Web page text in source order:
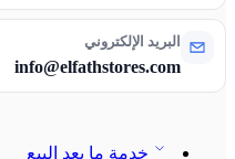
البريد الإلكتروني
info@elfathstores.com
خدمة ما بعد البيع